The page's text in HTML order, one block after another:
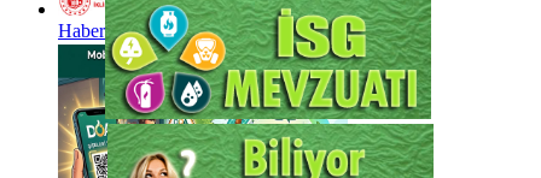
Haberi Oku